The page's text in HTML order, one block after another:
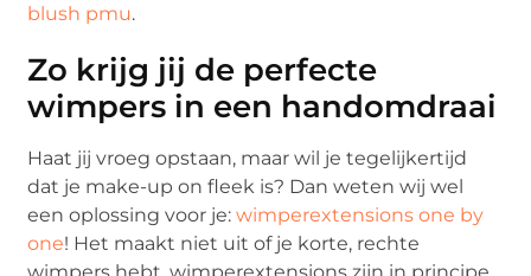
blush pmu.
Zo krijg jij de perfecte
wimpers in een handomdraai
Haat jij vroeg opstaan, maar wil je tegelijkertijd
dat je make-up on fleek is? Dan weten wij wel
een oplossing voor je:wimperextensions one by
one! Het maakt niet uit of je korte, rechte